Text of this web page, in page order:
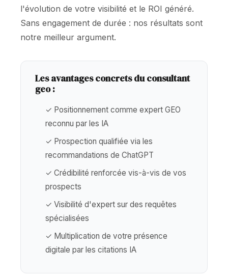
l'évolution de votre visibilité et le ROI généré.
Sans engagement de durée : nos résultats sont
notre meilleur argument.
Les avantages concrets du consultant
geo :
✓ Positionnement comme expert GEO
reconnu par les IA
✓ Prospection qualifiée via les
recommandations de ChatGPT
✓ Crédibilité renforcée vis-à-vis de vos
prospects
✓ Visibilité d'expert sur des requêtes
spécialisées
✓ Multiplication de votre présence
digitale par les citations IA